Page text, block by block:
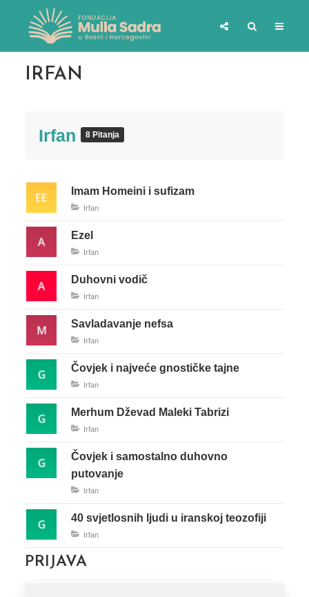
IRFAN
Irfan 8 Pitanja
Imam Homeini i sufizam
Irfan
Ezel
Irfan
Duhovni vodič
Irfan
Savladavanje nefsa
Irfan
Čovjek i najveće gnostičke tajne
Irfan
Merhum Dževad Maleki Tabrizi
Irfan
Čovjek i samostalno duhovno
putovanje
Irfan
40 svjetlosnih ljudi u iranskoj teozofiji
Irfan
PRIJAVA